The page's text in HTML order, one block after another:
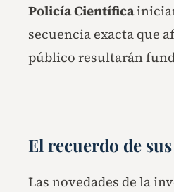
Policía Científica
secuencia exacta que
público resultarán
El recuerdo de
Las novedades de la